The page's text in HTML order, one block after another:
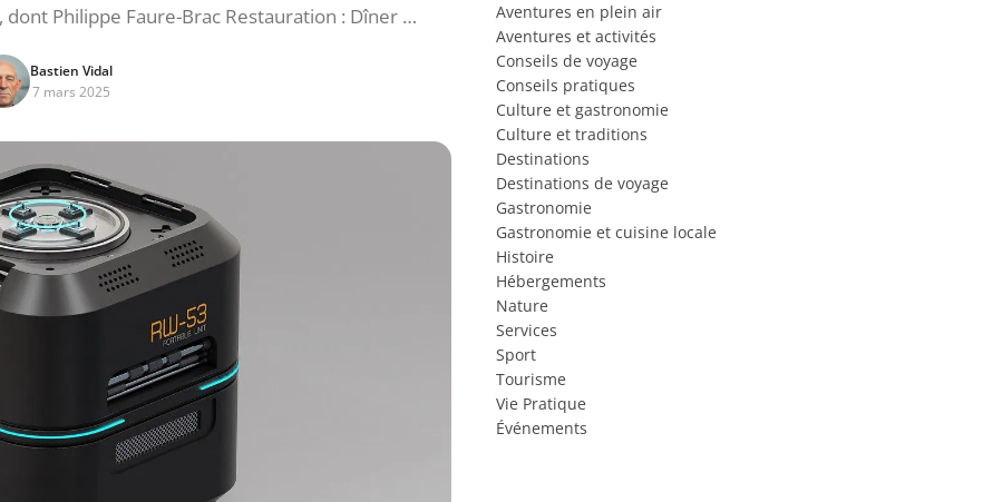
Philippe Faure-Brac Restauration : Dîner …
Bastien Vidal
7 mars 2025
Aventures en plein air
Aventures et activités
Conseils de voyage
Conseils pratiques
Culture et gastronomie
Culture et traditions
Destinations
Destinations de voyage
Gastronomie
Gastronomie et cuisine locale
Histoire
Hébergements
Nature
Services
Sport
Tourisme
Vie Pratique
Événements